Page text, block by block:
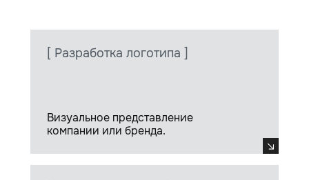
Визуальное представление
компании или бренда.
[ Разработка логотипа ]